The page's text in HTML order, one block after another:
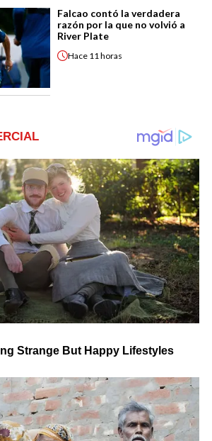
Falcao contó la verdadera
razón por la que no volvió a
River Plate
Hace 11 horas